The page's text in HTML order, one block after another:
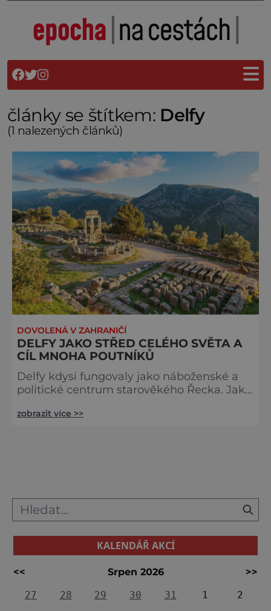
články se štítkem: Delfy
(1 nalezených článků)
DOVOLENÁ V ZAHRANIČÍ
DELFY JAKO STŘED CELÉHO SVĚTA A
CÍL MNOHA POUTNÍKŮ
Delfy kdysi fungovaly jako náboženské a
politické centrum starověkého Řecka. Jako
nezávislých městských států, které tvořily
středním Řecku, se sjížděli z nejrůznějších
zobrazit více >>
KALENDÁŘ AKCÍ
<< Srpen 2026
>>
27
28 29 30 31 1
2